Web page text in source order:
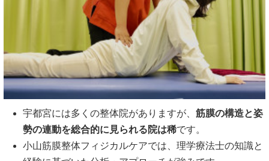
宇都宮には多くの整体院がありますが、 筋膜の構造と姿
勢の連動を総合的に見られる院は稀です。
小山筋膜整体フィジカルケアでは、理学療法士の知識と